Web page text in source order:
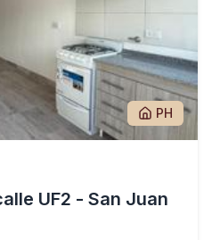
PH
UF2 - San Juan